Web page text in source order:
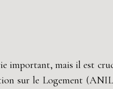
important, mais il est
sur le Logement